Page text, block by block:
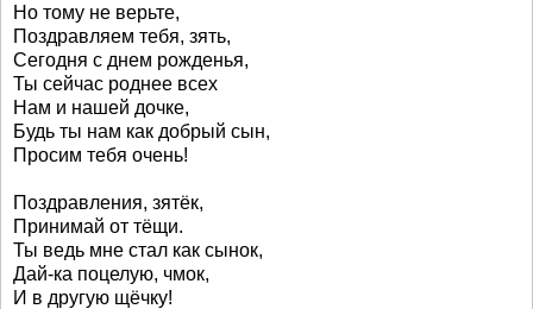
Но тому не верьте,
Поздравляем тебя, зять,
Сегодня с днем рожденья,
Ты сейчас роднее всех
Нам и нашей дочке,
Будь ты нам как добрый сын,
Просим тебя очень!
Поздравления, зятёк,
Принимай от тёщи.
Ты ведь мне стал как сынок,
Дай-ка поцелую, чмок,
И в другую щёчку!